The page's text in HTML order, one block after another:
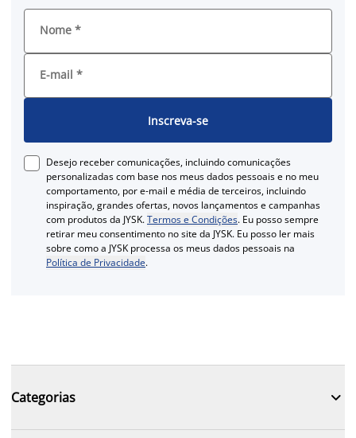
Nome *
E-mail *
Inscreva-se
Desejo receber comunicações, incluindo comunicações
personalizadas com base nos meus dados pessoais e no meu
comportamento, por e-mail e média de terceiros, incluindo
inspiração, grandes ofertas, novos lançamentos e campanhas
com produtos da JYSK.Termos e Condições. Eu posso sempre
retirar meu consentimento no site da JYSK. Eu posso ler mais
sobre como a JYSK processa os meus dados pessoais na
Política de Privacidade.
Categorias 